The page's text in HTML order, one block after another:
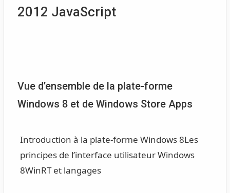
2012 JavaScript
Vue d’ensemble de la plate-forme
Windows 8 et de Windows Store Apps
Introduction à la plate-forme Windows 8Les
principes de l’interface utilisateur Windows
8WinRT et langages